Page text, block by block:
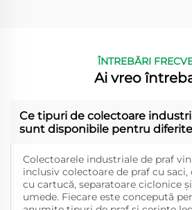
ÎNTREBĂRI
Ai vreo
Ce tipuri de colectoare
sunt disponibile pentru
Colectoarele industriale de praf
inclusiv colectoare de praf cu
cu cartucă, separatoare ciclonice
umede. Fiecare este concepută